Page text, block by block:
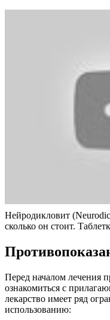
Нейродикловит
сколько он стоит.
Перед началом лечения
ознакомиться с
лекарство имеет ряд
использованию: